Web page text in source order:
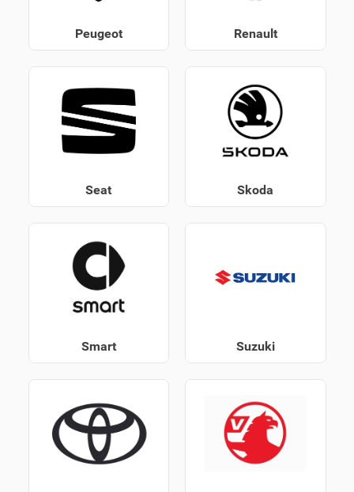
Peugeot Renault
Seat Skoda
Smart Suzuki